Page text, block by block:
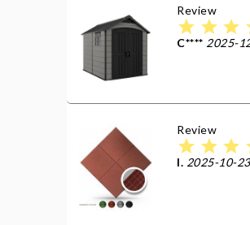
Review
star star star
C**** 2025-
Review
star star star
I. 2025-10-23